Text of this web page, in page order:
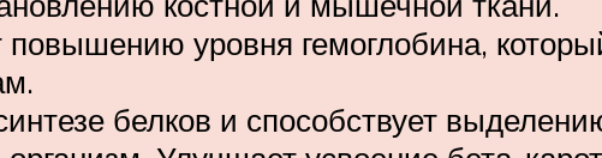
уровня гемоглобина,
белков и способствует